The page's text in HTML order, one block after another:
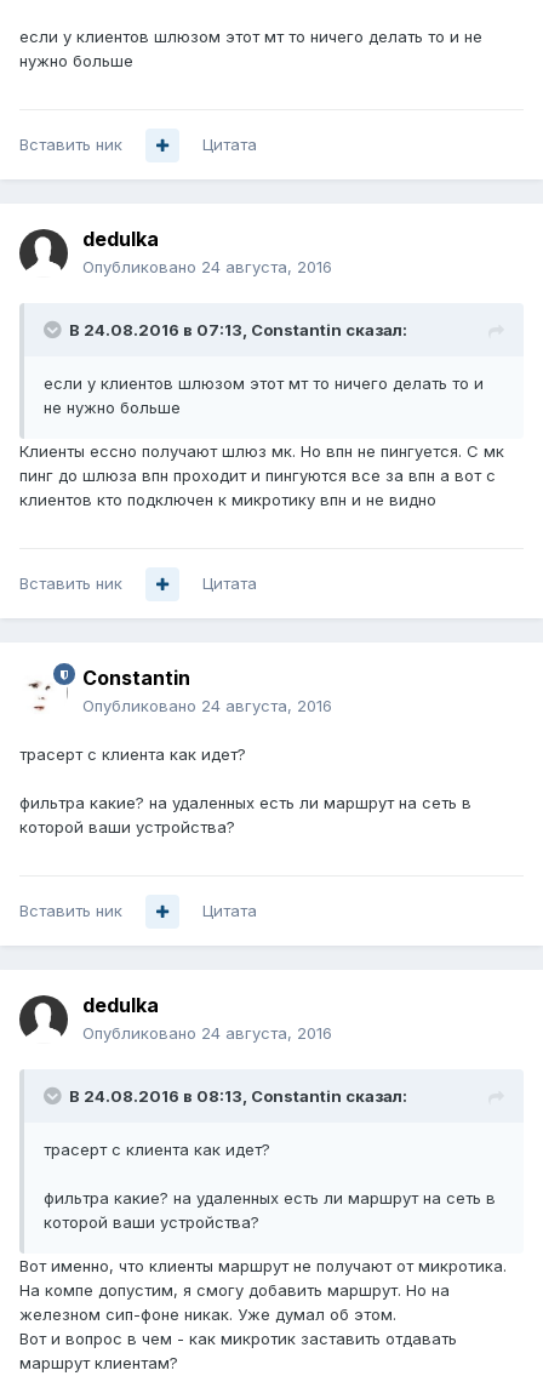
если у клиентов шлюзом этот мт то ничего делать то и не
нужно больше
Вставить ник Цитата
dedulka
Опубликовано 24 августа, 2016
В 24.08.2016 в 07:13, Constantin сказал:
если у клиентов шлюзом этот мт то ничего делать то и
не нужно больше
Клиенты ессно получают шлюз мк. Но впн не пингуется. С мк
пинг до шлюза впн проходит и пингуются все за впн а вот с
клиентов кто подключен к микротику впн и не видно
Вставить ник Цитата
Constantin
Опубликовано 24 августа, 2016
трасерт с клиента как идет?
фильтра какие? на удаленных есть ли маршрут на сеть в
которой ваши устройства?
Вставить ник Цитата
dedulka
Опубликовано 24 августа, 2016
В 24.08.2016 в 08:13, Constantin сказал:
трасерт с клиента как идет?
фильтра какие? на удаленных есть ли маршрут на сеть в
которой ваши устройства?
Вот именно, что клиенты маршрут не получают от микротика.
На компе допустим, я смогу добавить маршрут. Но на
железном сип-фоне никак. Уже думал об этом.
Вот и вопрос в чем - как микротик заставить отдавать
маршрут клиентам?